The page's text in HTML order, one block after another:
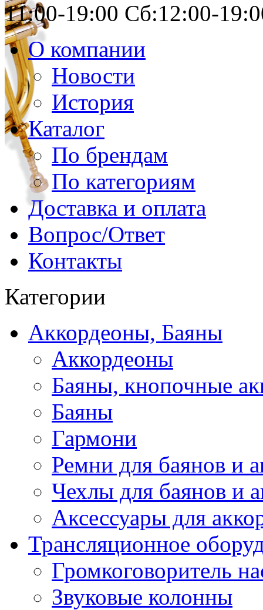
11:00-19:00 Сб:12:00-
О компании
Новости
История
Каталог
По брендам
По категориям
Доставка и оплата
Вопрос/Ответ
Контакты
Категории
Аккордеоны, Баяны
Аккордеоны
Баяны, кнопочные
Баяны
Гармони
Ремни для баянов и
Чехлы для баянов и
Аксессуары для
Трансляционное
Громкоговоритель
Звуковые колонны